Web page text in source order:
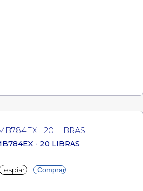
- 20 LIBRAS
espiar Comprar